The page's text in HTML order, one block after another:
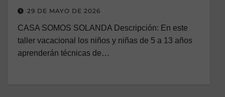
29 DE MAYO DE 2026
CASA SOMOS SOLANDA Descripción: En este
taller vacacional los niños y niñas de 5 a 13 años
aprenderán técnicas de…